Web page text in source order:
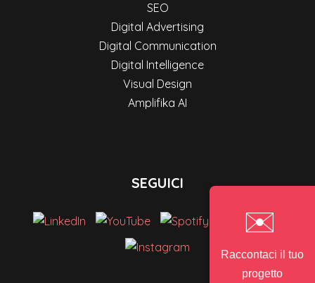
SEO
Digital Advertising
Digital Communication
Digital Intelligence
Visual Design
Amplifika AI
SEGUICI
✉️
Raccontaci il tuo
progetto